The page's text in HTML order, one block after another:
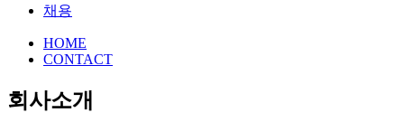
채용
HOME
CONTACT
회사소개